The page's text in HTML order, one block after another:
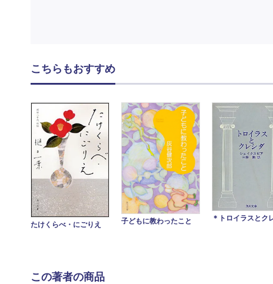
こちらもおすすめ
たけくらべ・にごりえ 子どもに教わったこと ＊トロイラスとク
この著者の商品